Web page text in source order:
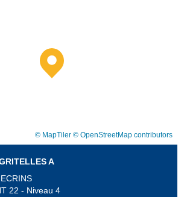
© MapTiler © OpenStreetMap contributors
A
22 - Niveau 4